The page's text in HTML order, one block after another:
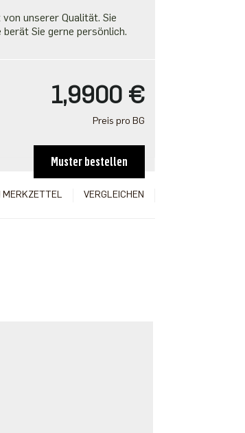
unserer Qualität. Sie
Sie gerne persönlich.
1,9900 €
Preis pro BG
Muster bestellen
VERGLEICHEN
MERKZETTEL